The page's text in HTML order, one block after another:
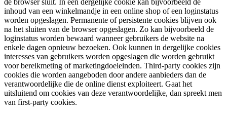
de browser sluit. In een dergelijke cookie kan bijvoorbeeld de
inhoud van een winkelmandje in een online shop of een loginstatus
worden opgeslagen. Permanente of persistente cookies blijven ook
na het sluiten van de browser opgeslagen. Zo kan bijvoorbeeld de
loginstatus worden bewaard wanneer gebruikers de website na
enkele dagen opnieuw bezoeken. Ook kunnen in dergelijke cookies
interesses van gebruikers worden opgeslagen die worden gebruikt
voor bereikmeting of marketingdoeleinden. Third-party cookies zijn
cookies die worden aangeboden door andere aanbieders dan de
verantwoordelijke die de online dienst exploiteert. Gaat het
uitsluitend om cookies van deze verantwoordelijke, dan spreekt men
van first-party cookies.